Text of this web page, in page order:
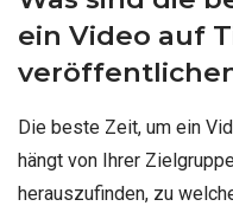
ein Video auf
Die beste Zeit, um ein
hängt von Ihrer
herauszufinden, zu